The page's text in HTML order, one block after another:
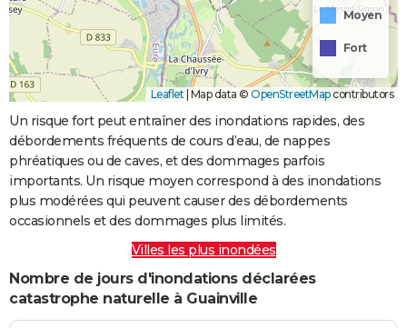
Moyen
Fort
Leaflet|Map data © OpenStreetMapcontributors
Un risque fort peut entraîner des inondations rapides, des
débordements fréquents de cours d’eau, de nappes
phréatiques ou de caves, et des dommages parfois
importants. Un risque moyen correspond à des inondations
plus modérées qui peuvent causer des débordements
occasionnels et des dommages plus limités.
Villes les plus inondées
Nombre de jours d'inondations déclarées
catastrophe naturelle à Guainville